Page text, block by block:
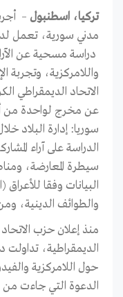
تركيا، اسطنبول –
مدني سورية، تعمل
دراسة مسحية عن
واللامركزية، وتجربة
الاتحاد الديمقراطي
عن مخرج لواحدة من
سوريا: إدارة البلاد
الدراسة على آراء
سيطرة المعارضة،
البيانات وفقا للأعراق
والطوائف الدينية،
منذ إعلان حزب الاتحاد
الديمقراطية، تداولت
حول اللامركزية
الدعوة التي جاءت من